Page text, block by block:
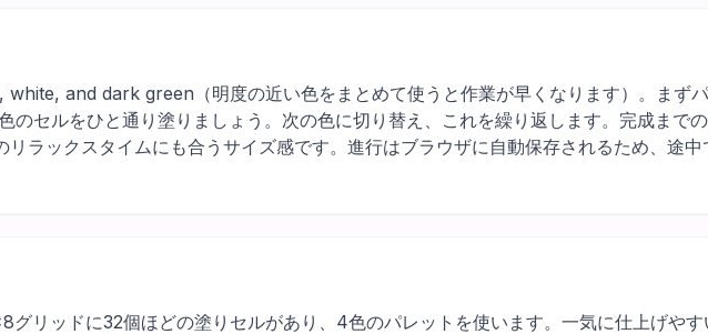
and dark green（明度の近い色をまとめて使うと作業が早くなります）。まず
のセルをひと通り塗りましょう。次の色に切り替え、これを繰り返します。完成まで
ラックスタイムにも合うサイズ感です。進行はブラウザに自動保存されるため、途
グリッドに32個ほどの塗りセルがあり、4色のパレットを使います。一気に仕上げや